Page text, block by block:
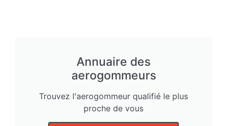
Annuaire des
aerogommeurs
Trouvez l'aerogommeur qualifié le plus
proche de vous